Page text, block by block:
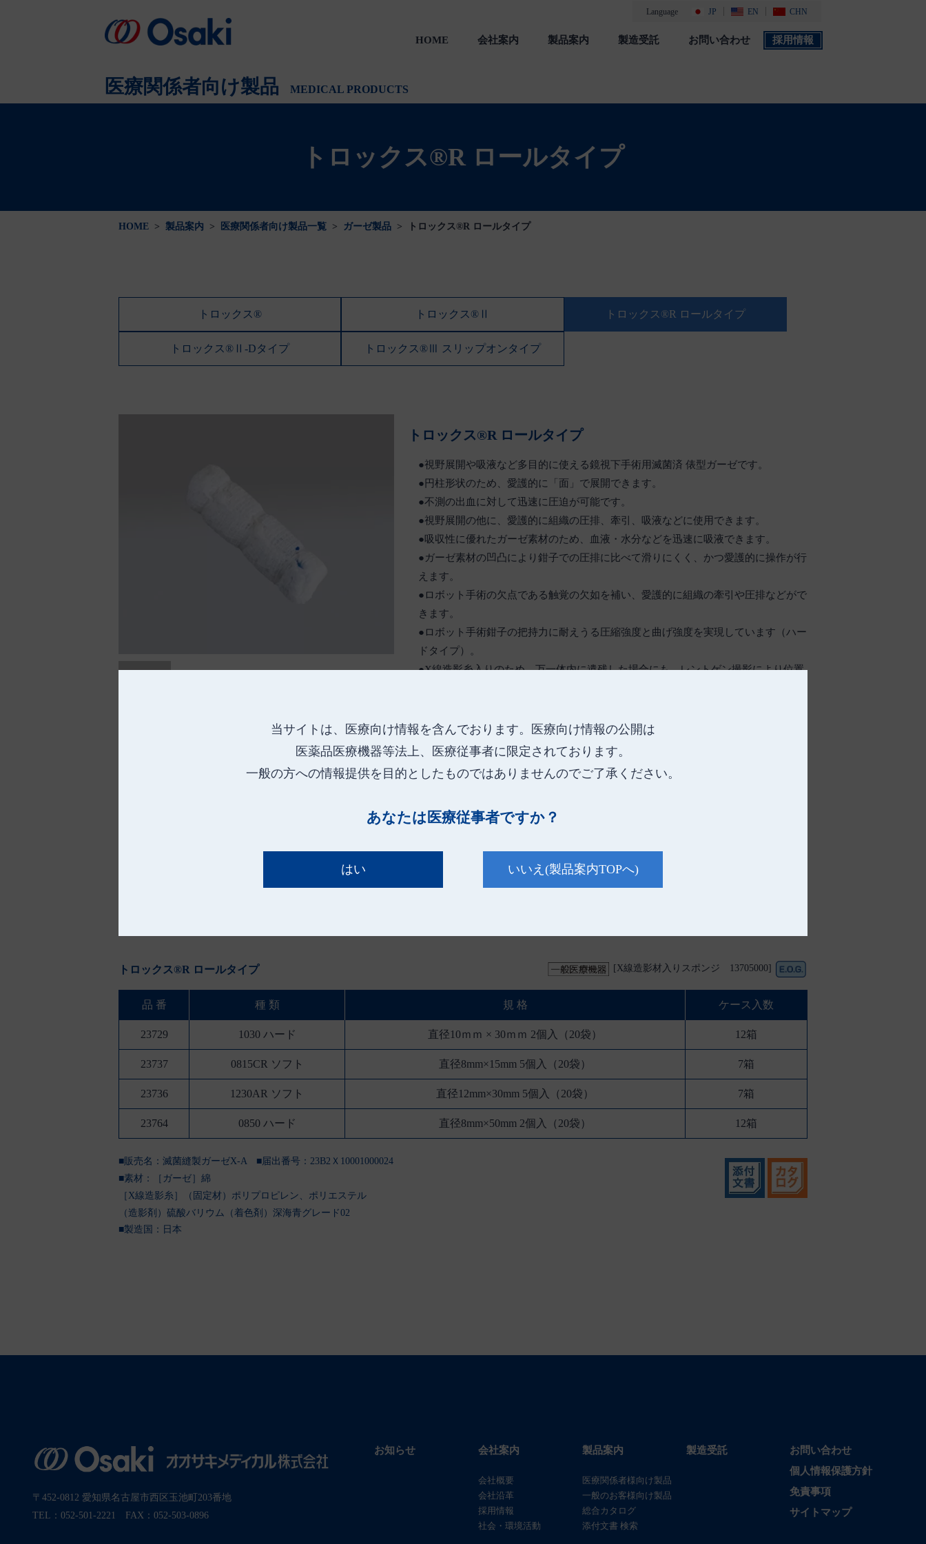
当サイトは、医療向け情報を含んでおります。 医療向け情報の公開は
医薬品医療機器等法上、医療従事者に限定されております。
一般の方への情報提供を目的としたものではありませんのでご了承ください。
あなたは医療従事者ですか？
はい いいえ (製品案内TOPへ)
Language JP EN CHN
HOME
会社案内
製品案内
製造受託 お問い合わせ 採用情報
医療関係者向け製品 MEDICAL PRODUCTS
トロックス®R ロールタイプ
HOME > 製品案内 > 医療関係者向け製品一覧 > ガーゼ製品 > トロックス®R ロールタイプ
トロックス® トロックス®Ⅱ トロックス®R ロールタイプ
トロックス®Ⅱ-Dタイプ トロックス®Ⅲ スリップオンタイプ
トロックス®R ロールタイプ
●視野展開や吸液など多目的に使える鏡視下手術用滅菌済 俵型ガーゼです。
●円柱形状のため、愛護的に「面」で展開できます。
●不測の出血に対して迅速に圧迫が可能です。
●視野展開の他に、愛護的に組織の圧排、牽引、吸液などに使用できます。
●吸収性に優れたガーゼ素材のため、血液・水分などを迅速に吸液できます。
●ガーゼ素材の凹凸により鉗子での圧排に比べて滑りにくく、かつ愛護的に操作が行
えます。
●ロボット手術の欠点である触覚の欠如を補い、愛護的に組織の牽引や圧排などがで
きます。
●ロボット手術鉗子の把持力に耐えうる圧縮強度と曲げ強度を実現しています（ハー
ドタイプ）。
●X線造影糸入りのため、万一体内に遺残した場合にも、レントゲン撮影により位置
トロックス®R ロールタイプ [X線造影材入りスポンジ 13705000]
品 番 種 類 規 格 ケース入数
23729 1030 ハード 直径10ｍｍ × 30ｍｍ 2個入（20袋） 12箱
23737 0815CR ソフト 直径8mm×15mm 5個入（20袋） 7箱
23736 1230AR ソフト 直径12mm×30mm 5個入（20袋） 7箱
23764 0850 ハード 直径8mm×50mm 2個入（20袋） 12箱
■販売名：滅菌縫製ガーゼX-A ■届出番号：23B2Ｘ10001000024
■素材：［ガーゼ］綿
［X線造影糸］（固定材）ポリプロピレン、ポリエステル
（造影剤）硫酸バリウム（着色剤）深海青グレード02
■製造国： 日本
〒452-0812 愛知県名古屋市西区玉池町203番地
TEL：052-501-2221 FAX：052-503-0896
お知らせ 会社案内
会社概要
会社沿革
採用情報
社会・環境活動
製品案内
医療関係者様向け製品
一般のお客様向け製品
総合カタログ
添付文書 検索
製造受託
お問い合わせ
個人情報保護方針
免責事項
サイトマップ